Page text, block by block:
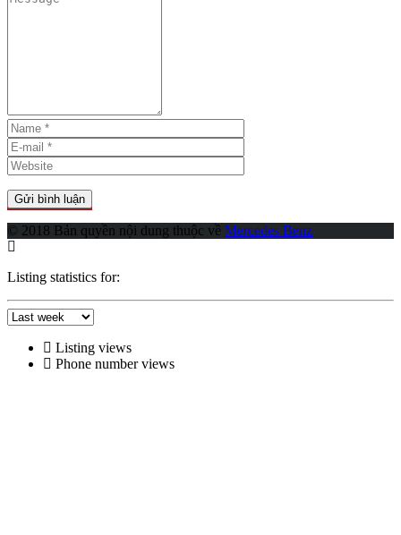
© 2018 Bản quyền nội dung thuộc về Mercedes Benz
Listing statistics for:
Listing views
Phone number views